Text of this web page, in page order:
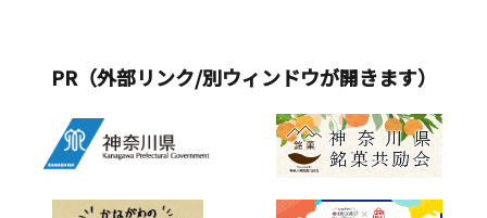
PR（外部リンク/別ウィンドウが開きます）